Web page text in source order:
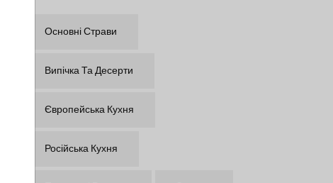
Основні Страви
Випічка Та Десерти
Європейська Кухня
Російська Кухня